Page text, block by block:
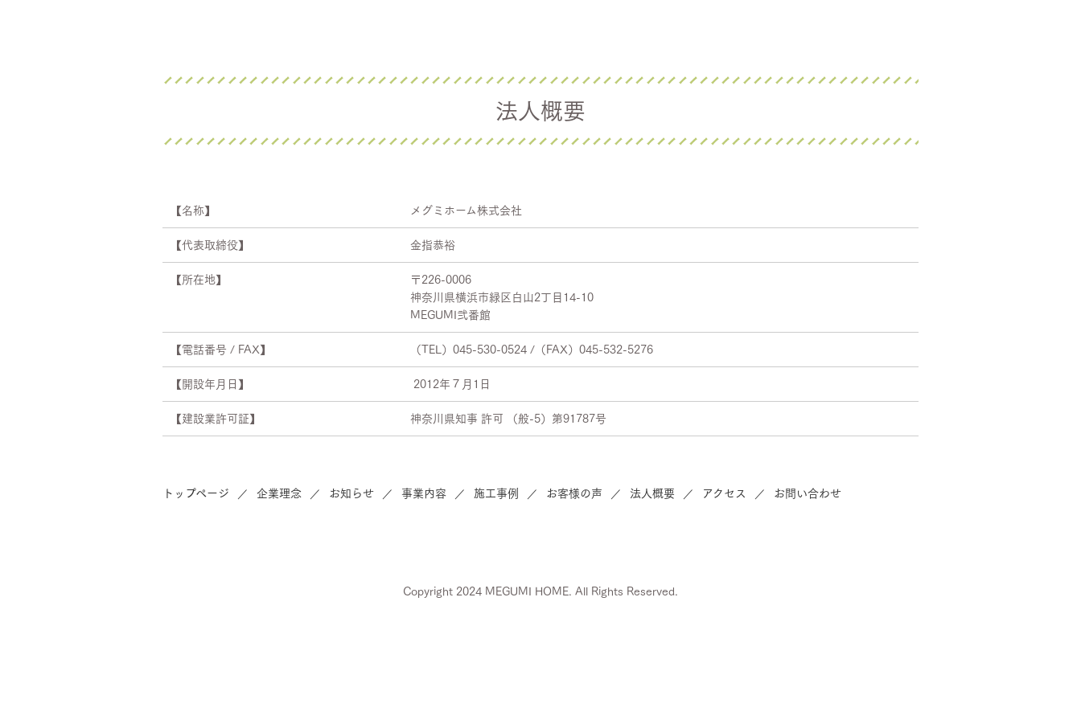
法人概要
【名称】 メグミホーム株式会社
【代表取締役】 金指恭裕
【所在地】
〒226-0006
神奈川県横浜市緑区白山2丁目14-10
MEGUMI弐番館
【電話番号 / FAX】 （TEL）045-530-0524 /（FAX）045-532-5276
【開設年月日】 2012年７月1日
【建設業許可証】 神奈川県知事 許可 （般-5）第91787号
トップページ 企業理念 お知らせ 事業内容 施工事例 お客様の声 法人概要 アクセス お問い合わせ
Copyright 2024 MEGUMI HOME. All Rights Reserved.